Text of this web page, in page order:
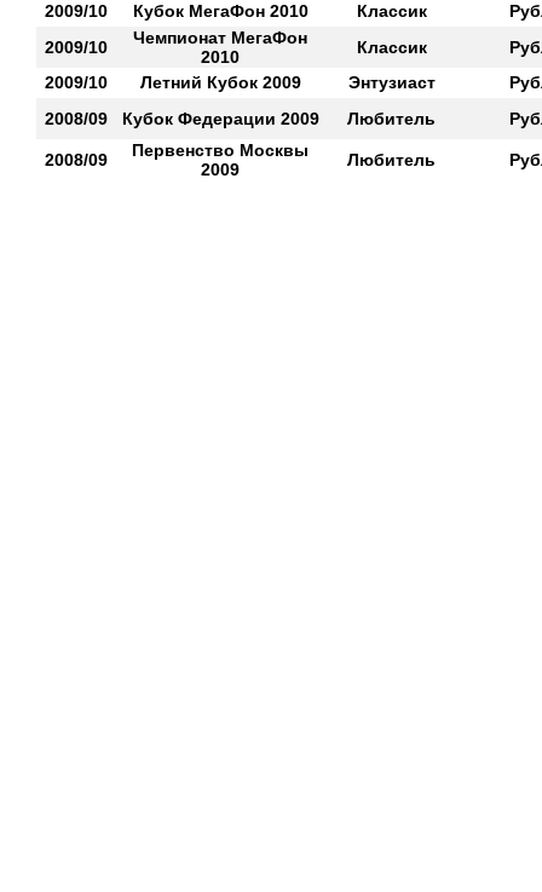
2009/10
Кубок МегаФон 2010 Классик
2009/10
Чемпионат МегаФон
2010
Классик
2009/10
Летний Кубок 2009 Энтузиаст
2008/09
Кубок Федерации 2009 Любитель
2008/09
Первенство Москвы
2009
Любитель